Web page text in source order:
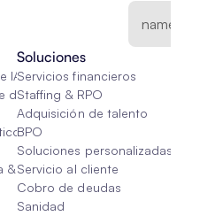
IA
de IA
& Trapo
Soluciones
Servicios financieros
Staffing & RPO
Adquisición de talento
BPO
Soluciones personalizadas de IA
Servicio al cliente
Cobro de deudas
Sanidad